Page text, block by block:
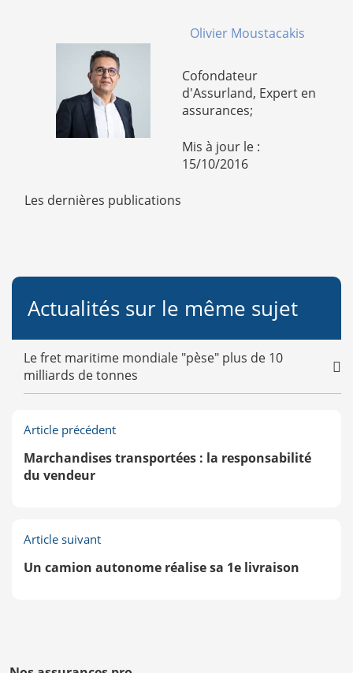
Olivier Moustacakis
Cofondateur
d'Assurland, Expert en
assurances;
Mis à jour le :
15/10/2016
Les dernières publications
Actualités sur le même sujet
Le fret maritime mondiale "pèse" plus de 10
milliards de tonnes
Article précédent
Marchandises transportées : la responsabilité
du vendeur
Article suivant
Un camion autonome réalise sa 1e livraison